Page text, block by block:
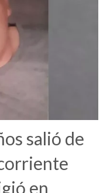
salió de
en